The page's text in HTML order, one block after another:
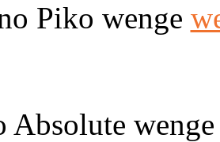
Piko wenge
Absolute wenge